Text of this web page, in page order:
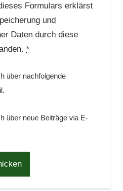
Formulars erklärst
und
Daten durch diese
*
über nachfolgende
über neue Beiträge via E-